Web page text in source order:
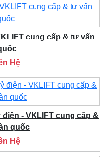
cung cấp & tư vấn
Hệ
- VKLIFT cung cấp &
quốc
Hệ